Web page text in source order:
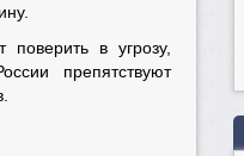
в угрозу,
препятствуют